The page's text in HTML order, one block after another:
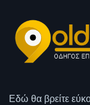
Εδώ θα βρείτε